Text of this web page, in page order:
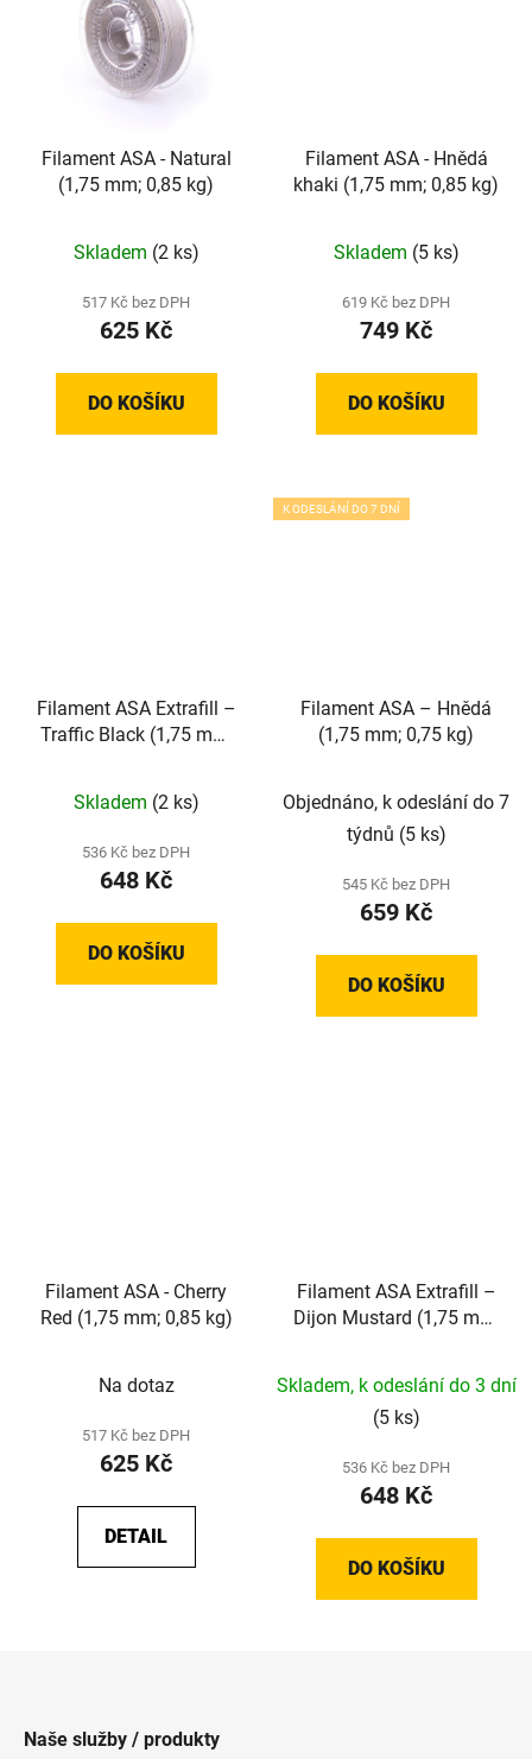
Filament ASA - Natural
(1,75 mm; 0,85 kg)
Skladem (2 ks)
517 Kč bez DPH
625 Kč
DO KOŠÍKU
Filament ASA - Hnědá
khaki (1,75 mm; 0,85 kg)
Skladem (5 ks)
619 Kč bez DPH
749 Kč
DO KOŠÍKU
Filament ASA Extrafill –
Traffic Black (1,75 mm;
Skladem (2 ks)
536 Kč bez DPH
648 Kč
DO KOŠÍKU
K ODESLÁNÍ DO 7 DNÍ
Filament ASA – Hnědá
(1,75 mm; 0,75 kg)
Objednáno, k odeslání do 7
týdnů (5 ks)
545 Kč bez DPH
659 Kč
DO KOŠÍKU
Filament ASA - Cherry
Red (1,75 mm; 0,85 kg)
Na dotaz
517 Kč bez DPH
625 Kč
DETAIL
Filament ASA Extrafill –
Dijon Mustard (1,75 mm;
Skladem, k odeslání do 3 dní
(5 ks)
536 Kč bez DPH
648 Kč
DO KOŠÍKU
Naše služby / produkty